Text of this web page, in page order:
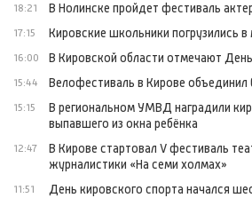
18:21 В Нолинске пройдет фестиваль
17:15 Кировские школьники погрузились
16:00 В Кировской области отмечают
15:44 Велофестиваль в Кирове объединил
15:15
В региональном УМВД наградили
выпавшего из окна ребёнка
12:47
В Кирове стартовал V фестиваль
журналистики «На семи холмах»
11:51 День кировского спорта начался